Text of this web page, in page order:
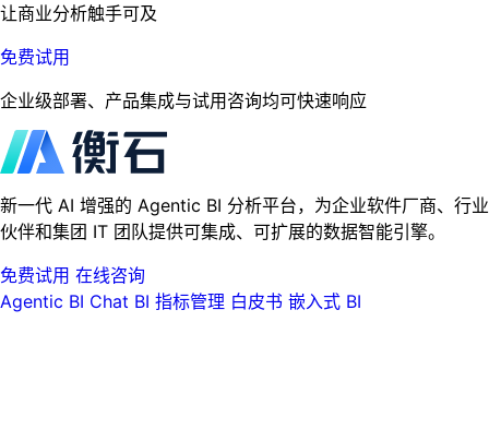
让商业分析触手可及
免费试用
企业级部署、产品集成与试用咨询均可快速响应
新一代 AI 增强的 Agentic BI 分析平台，为企业软件厂商、行业
伙伴和集团 IT 团队提供可集成、可扩展的数据智能引擎。
免费试用 在线咨询
Agentic BI Chat BI 指标管理 白皮书 嵌入式 BI